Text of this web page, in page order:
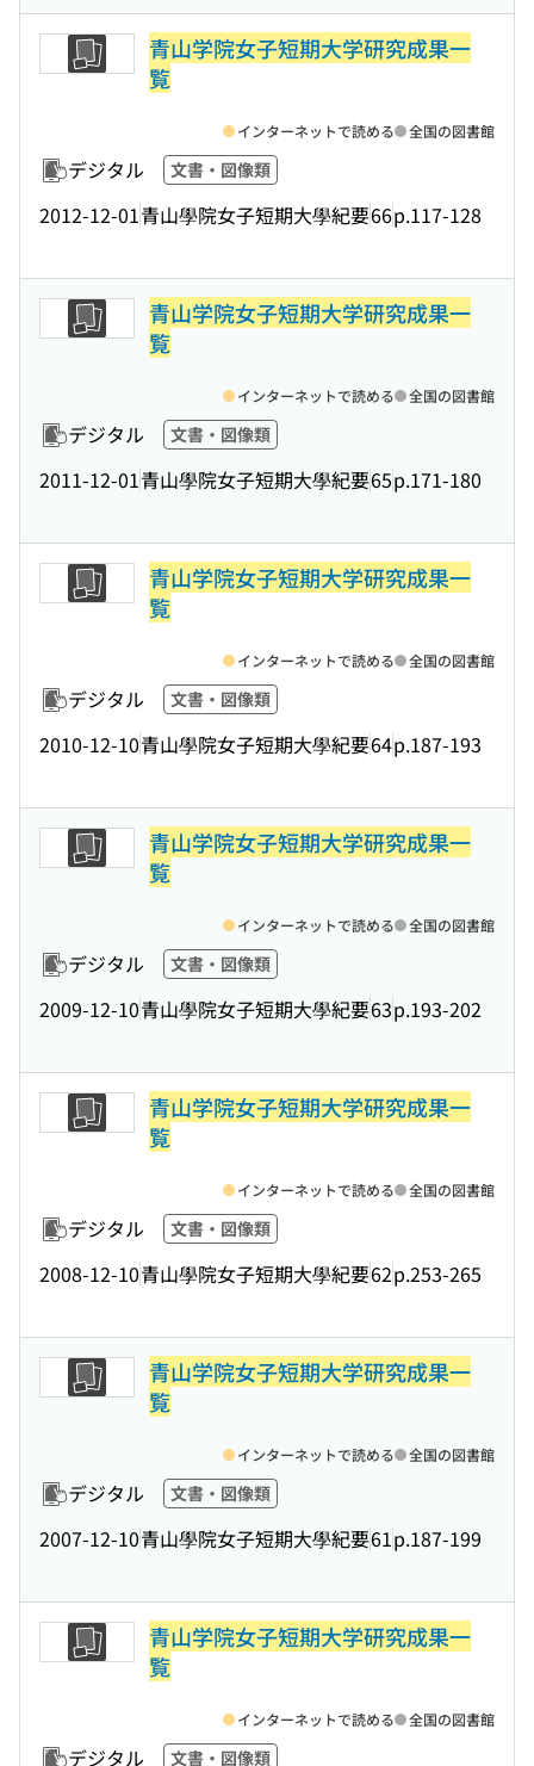
青山学院女子短期大学研究成果一
覧
デジタル 文書・図像類
2012-12-01青山學院女子短期大學紀要66p.117-128
インターネットで読める 全国の図書館
青山学院女子短期大学研究成果一
覧
デジタル 文書・図像類
2011-12-01青山學院女子短期大學紀要65p.171-180
インターネットで読める 全国の図書館
青山学院女子短期大学研究成果一
覧
デジタル 文書・図像類
2010-12-10青山學院女子短期大學紀要64p.187-193
インターネットで読める 全国の図書館
青山学院女子短期大学研究成果一
覧
デジタル 文書・図像類
2009-12-10青山學院女子短期大學紀要63p.193-202
インターネットで読める 全国の図書館
青山学院女子短期大学研究成果一
覧
デジタル 文書・図像類
2008-12-10青山學院女子短期大學紀要62p.253-265
インターネットで読める 全国の図書館
青山学院女子短期大学研究成果一
覧
デジタル 文書・図像類
2007-12-10青山學院女子短期大學紀要61p.187-199
インターネットで読める 全国の図書館
青山学院女子短期大学研究成果一
覧
デジタル 文書・図像類
インターネットで読める 全国の図書館